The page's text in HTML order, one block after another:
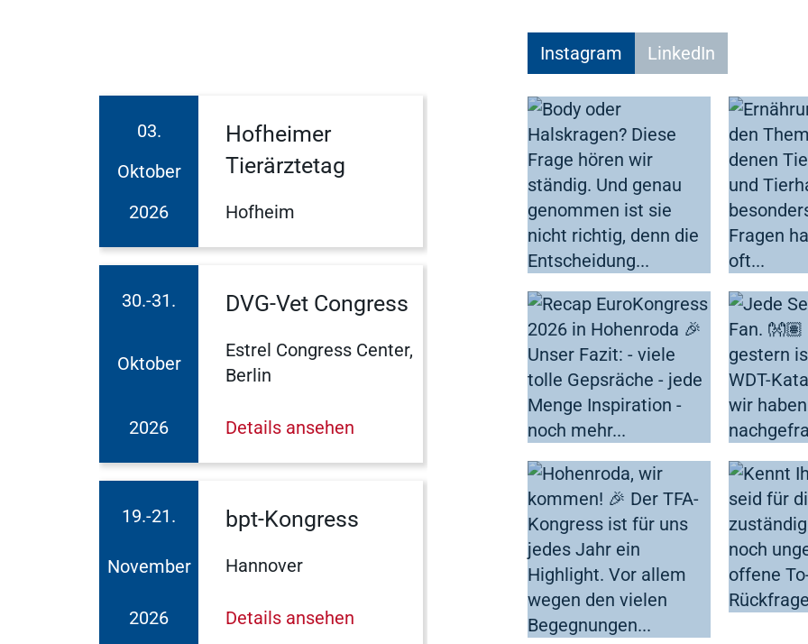
Ergebnisse anzeigen
Mitgliedschaft Ergebnisse anzeigen
Nachhaltigkeit Ergebnisse anzeigen
WDT Info Ergebnisse anzeigen
03.
Oktober
2026
Hofheimer
Tierärztetag
Hofheim
30.-31.
Oktober
2026
DVG-Vet Congress
Estrel Congress Center,
Berlin
Details ansehen
19.-21.
November
2026
bpt-Kongress
Hannover
Details ansehen
Instagram LinkedIn